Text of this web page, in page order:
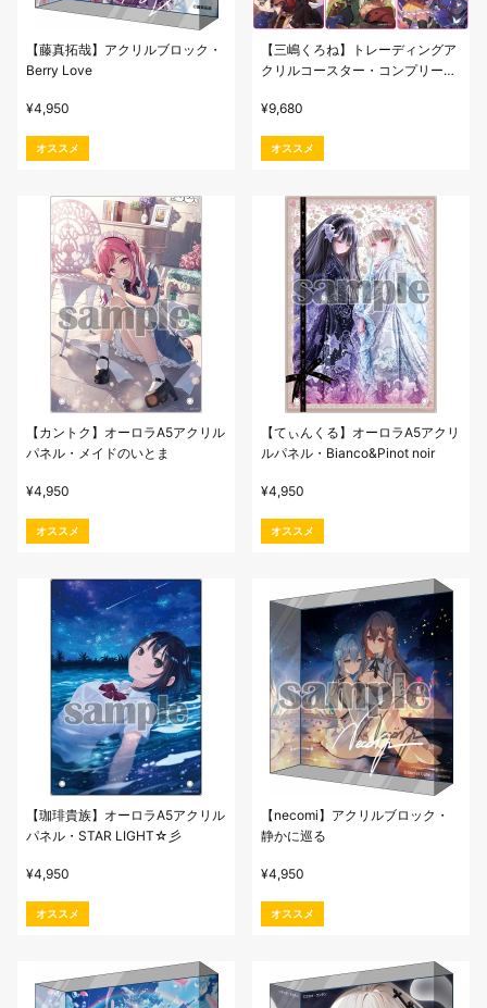
【藤真拓哉】アクリルブロック・
Berry Love
¥4,950
オススメ
【三嶋くろね】トレーディングア
クリルコースター・コンプリート
¥9,680
オススメ
【カントク】オーロラA5アクリル
パネル・メイドのいとま
¥4,950
オススメ
【てぃんくる】オーロラA5アクリ
ルパネル・Bianco&Pinot noir
¥4,950
オススメ
【珈琲貴族】オーロラA5アクリル
パネル・STAR LIGHT☆彡
¥4,950
オススメ
【necomi】アクリルブロック・
静かに巡る
¥4,950
オススメ